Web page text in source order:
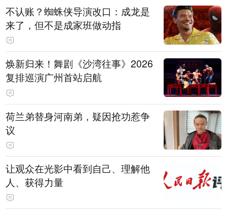
不认账？蜘蛛侠导演改口：成龙是
来了，但不是成家班做动指
焕新归来！舞剧《沙湾往事》2026
复排巡演广州首站启航
荷兰弟替身河南弟，疑因抢功惹争
议
让观众在光影中看到自己、理解他
人、获得力量